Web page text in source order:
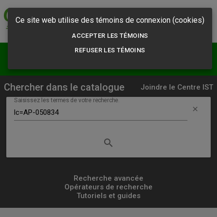
normes, de l'équité,
de la santé et de la
Chercher dans le catalogue Joindre le Centre IST
Saisissez les termes de votre recherche.
clear
searchLancer
recherche
simple
Recherche avancée
Opérateurs de recherche
Tutoriels et guides
Ce site web utilise des témoins de connexion (cookies)
ACCEPTER LES TÉMOINS
REFUSER LES TÉMOINS